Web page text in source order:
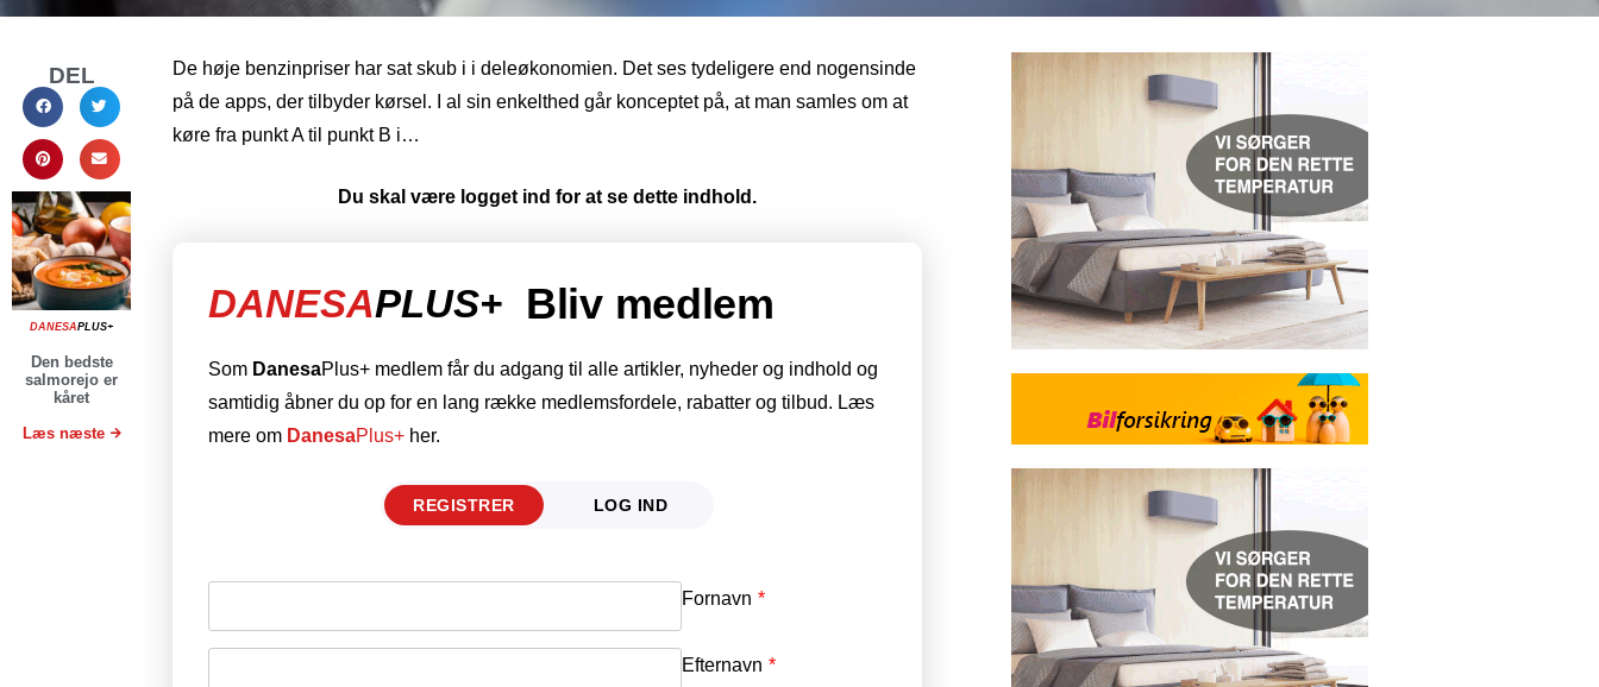
DEL
DANESAPLUS+
Den bedste
salmorejo er
kåret
Læs næste
De høje benzinpriser har sat skub i i deleøkonomien. Det ses tydeligere end nogensinde
på de apps, der tilbyder kørsel. I al sin enkelthed går konceptet på, at man samles om at
køre fra punkt A til punkt B i…
Du skal være logget ind for at se dette indhold.
DANESAPLUS+ Bliv medlem
Som DanesaPlus+ medlem får du adgang til alle artikler, nyheder og indhold og
samtidig åbner du op for en lang række medlemsfordele, rabatter og tilbud. Læs
mere om DanesaPlus+ her.
REGISTRER LOG IND
Fornavn *
Efternavn *
E-mail
Adgangskode